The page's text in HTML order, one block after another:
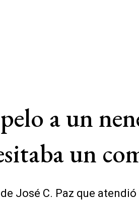
a un
un
José C. Paz que